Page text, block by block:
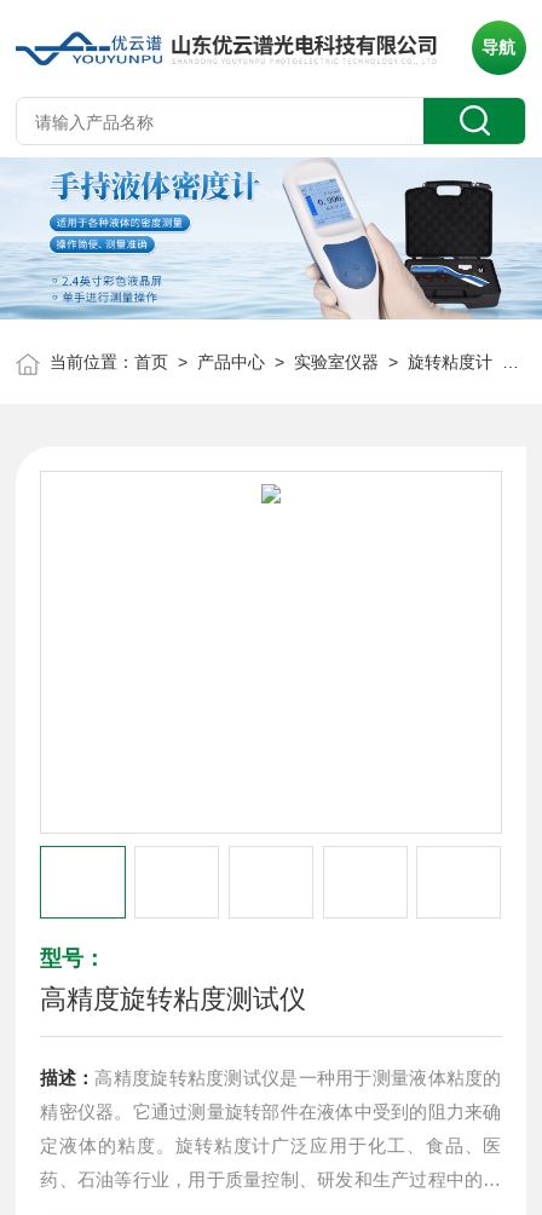
导航
当前位置：首页 > 产品中心 > 实验室仪器 >旋转粘度计
型号：
高精度旋转粘度测试仪
描述： 高精度旋转粘度测试仪是一种用于测量液体粘度的
精密仪器。它通过测量旋转部件在液体中受到的阻力来确
定液体的粘度。旋转粘度计广泛应用于化工、食品、医
药、石油等行业，用于质量控制、研发和生产过程中的粘